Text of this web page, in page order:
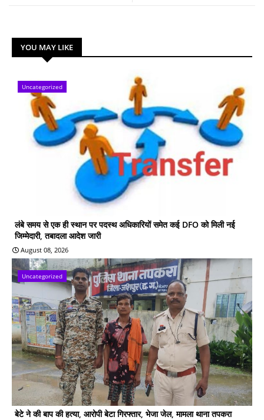
YOU MAY LIKE
Uncategorized
लंबे समय से एक ही स्थान पर पदस्थ अधिकारियों समेत कई DFO को मिली नई
जिम्मेदारी, तबादला आदेश जारी
August 08, 2026
Uncategorized
बेटे ने की बाप की हत्या, आरोपी बेटा गिरफ्तार, भेजा जेल, मामला थाना तपकरा